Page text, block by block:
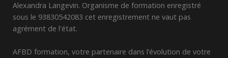
Alexandra Langevin. Organisme de formation enregistré
sous le 93830542083 cet enregistrement ne vaut pas
agrément de l'état.
AFBD formation, votre partenaire dans l’évolution de votre